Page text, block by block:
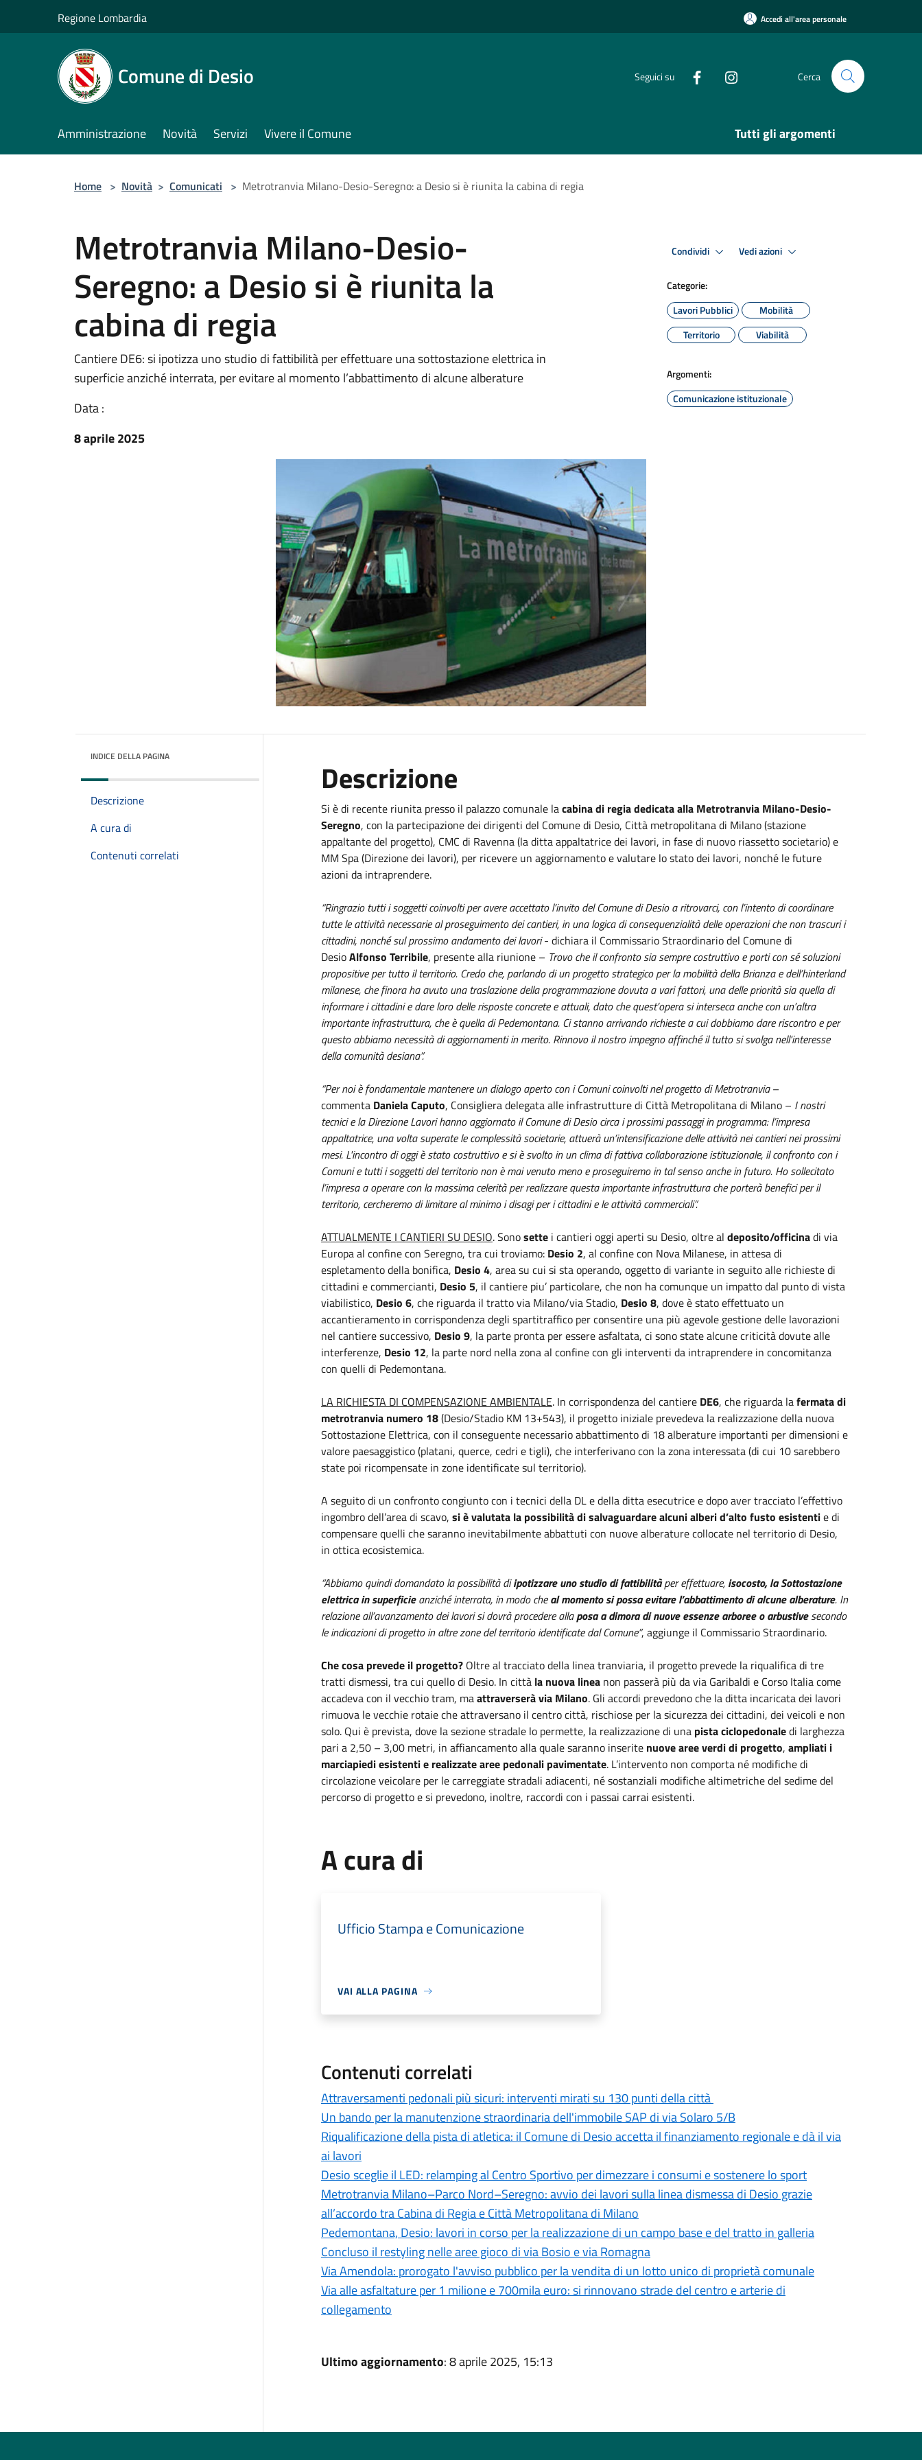
Regione Lombardia Accedi all'area personale
Comune di Desio Seguici su Cerca
Amministrazione Novità Servizi Vivere il Comune Tutti gli argomenti
Home > Novità > Comunicati > Metrotranvia Milano-Desio-Seregno: a Desio si è riunita la cabina di regia
Metrotranvia Milano-Desio-
Seregno: a Desio si è riunita la
cabina di regia
Cantiere DE6: si ipotizza uno studio di fattibilità per effettuare una sottostazione elettrica in
superficie anziché interrata, per evitare al momento l’abbattimento di alcune alberature
Data :
8 aprile 2025
Condividi Vedi azioni
Categorie:
Lavori Pubblici
Mobilità
Territorio
Viabilità
Argomenti:
Comunicazione istituzionale
INDICE DELLA PAGINA
Descrizione
A cura di
Contenuti correlati
Descrizione
Si è di recente riunita presso il palazzo comunale lacabina di regia dedicata alla Metrotranvia Milano-Desio-
Seregno, con la partecipazione dei dirigenti del Comune di Desio, Città metropolitana di Milano (stazione
appaltante del progetto), CMC di Ravenna (la ditta appaltatrice dei lavori, in fase di nuovo riassetto societario) e
MM Spa (Direzione dei lavori), per ricevere un aggiornamento e valutare lo stato dei lavori, nonché le future
azioni da intraprendere.
“Ringrazio tutti i soggetti coinvolti per avere accettato l’invito del Comune di Desio a ritrovarci, con l’intento di coordinare
tutte le attività necessarie al proseguimento dei cantieri, in una logica di consequenzialità delle operazioni che non trascuri i
cittadini, nonché sul prossimo andamento dei lavori- dichiara il Commissario Straordinario del Comune di
DesioAlfonso Terribile, presente alla riunione – Trovo che il confronto sia sempre costruttivo e porti con sé soluzioni
propositive per tutto il territorio. Credo che, parlando di un progetto strategico per la mobilità della Brianza e dell’hinterland
milanese, che finora ha avuto una traslazione della programmazione dovuta a vari fattori, una delle priorità sia quella di
informare i cittadini e dare loro delle risposte concrete e attuali, dato che quest’opera si interseca anche con un’altra
importante infrastruttura, che è quella di Pedemontana. Ci stanno arrivando richieste a cui dobbiamo dare riscontro e per
questo abbiamo necessità di aggiornamenti in merito. Rinnovo il nostro impegno affinché il tutto si svolga nell'interesse
della comunità desiana”.
“Per noi è fondamentale mantenere un dialogo aperto con i Comuni coinvolti nel progetto di Metrotranvia–
commenta Daniela Caputo, Consigliera delegata alle infrastrutture di Città Metropolitana di Milano – I nostri
tecnici e la Direzione Lavori hanno aggiornato il Comune di Desio circa i prossimi passaggi in programma: l’impresa
appaltatrice, una volta superate le complessità societarie, attuerà un’intensificazione delle attività nei cantieri nei prossimi
mesi. L'incontro di oggi è stato costruttivo e si è svolto in un clima di fattiva collaborazione istituzionale, il confronto con i
Comuni e tutti i soggetti del territorio non è mai venuto meno e proseguiremo in tal senso anche in futuro. Ho sollecitato
l’impresa a operare con la massima celerità per realizzare questa importante infrastruttura che porterà benefici per il
territorio, cercheremo di limitare al minimo i disagi per i cittadini e le attività commerciali”.
ATTUALMENTE I CANTIERI SU DESIO. Sonosettei cantieri oggi aperti su Desio, oltre al deposito/officinadi via
Europa al confine con Seregno, tra cui troviamo: Desio 2, al confine con Nova Milanese, in attesa di
espletamento della bonifica, Desio 4, area su cui si sta operando, oggetto di variante in seguito alle richieste di
cittadini e commercianti, Desio 5, il cantiere piu’ particolare, che non ha comunque un impatto dal punto di vista
viabilistico, Desio 6, che riguarda il tratto via Milano/via Stadio, Desio 8, dove è stato effettuato un
accantieramento in corrispondenza degli spartitraffico per consentire una più agevole gestione delle lavorazioni
nel cantiere successivo, Desio 9, la parte pronta per essere asfaltata, ci sono state alcune criticità dovute alle
interferenze, Desio 12, la parte nord nella zona al confine con gli interventi da intraprendere in concomitanza
con quelli di Pedemontana.
LA RICHIESTA DI COMPENSAZIONE AMBIENTALE. In corrispondenza del cantiere DE6, che riguarda lafermata di
metrotranvia numero 18(Desio/Stadio KM 13+543), il progetto iniziale prevedeva la realizzazione della nuova
Sottostazione Elettrica, con il conseguente necessario abbattimento di 18 alberature importanti per dimensioni e
valore paesaggistico (platani, querce, cedri e tigli), che interferivano con la zona interessata (di cui 10 sarebbero
state poi ricompensate in zone identificate sul territorio).
A seguito di un confronto congiunto con i tecnici della DL e della ditta esecutrice e dopo aver tracciato l’effettivo
ingombro dell’area di scavo, si è valutata la possibilità di salvaguardare alcuni alberi d’alto fusto esistentie di
compensare quelli che saranno inevitabilmente abbattuti con nuove alberature collocate nel territorio di Desio,
in ottica ecosistemica.
“Abbiamo quindi domandato la possibilità diipotizzare uno studio di fattibilitàper effettuare, isocosto, la Sottostazione
elettrica in superficieanziché interrata, in modo cheal momento si possa evitare l’abbattimento di alcune alberature. In
relazione all’avanzamento dei lavori si dovrà procedere allaposa a dimora di nuove essenze arboree o arbustivesecondo
le indicazioni di progetto in altre zone del territorio identificate dal Comune”, aggiunge il Commissario Straordinario.
Che cosa prevede il progetto?Oltre al tracciato della linea tranviaria, il progetto prevede la riqualifica di tre
tratti dismessi, tra cui quello di Desio. In città la nuova lineanon passerà più da via Garibaldi e Corso Italia come
accadeva con il vecchio tram, maattraverserà via Milano. Gli accordi prevedono che la ditta incaricata dei lavori
rimuova le vecchie rotaie che attraversano il centro città, rischiose per la sicurezza dei cittadini, dei veicoli e non
solo. Qui è prevista, dove la sezione stradale lo permette, la realizzazione di una pista ciclopedonaledi larghezza
pari a 2,50 – 3,00 metri, in affiancamento alla quale saranno inserite nuove aree verdi di progetto, ampliati i
marciapiedi esistenti e realizzate aree pedonali pavimentate. L’intervento non comporta né modifiche di
circolazione veicolare per le carreggiate stradali adiacenti, né sostanziali modifiche altimetriche del sedime del
percorso di progetto e si prevedono, inoltre, raccordi con i passai carrai esistenti.
A cura di
Ufficio Stampa e Comunicazione
VAI ALLA PAGINA
Contenuti correlati
Attraversamenti pedonali più sicuri: interventi mirati su 130 punti della città
Un bando per la manutenzione straordinaria dell'immobile SAP di via Solaro 5/B
Riqualificazione della pista di atletica: il Comune di Desio accetta il finanziamento regionale e dà il via
ai lavori
Desio sceglie il LED: relamping al Centro Sportivo per dimezzare i consumi e sostenere lo sport
Metrotranvia Milano–Parco Nord–Seregno: avvio dei lavori sulla linea dismessa di Desio grazie
all’accordo tra Cabina di Regia e Città Metropolitana di Milano
Pedemontana, Desio: lavori in corso per la realizzazione di un campo base e del tratto in galleria
Concluso il restyling nelle aree gioco di via Bosio e via Romagna
Via Amendola: prorogato l'avviso pubblico per la vendita di un lotto unico di proprietà comunale
Via alle asfaltature per 1 milione e 700mila euro: si rinnovano strade del centro e arterie di
collegamento
Ultimo aggiornamento: 8 aprile 2025, 15:13